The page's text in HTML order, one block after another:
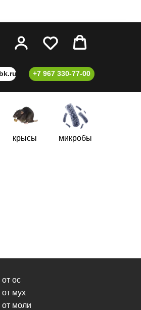
+7 967 330-77-00
микробы
крысы
моли
мух
ос